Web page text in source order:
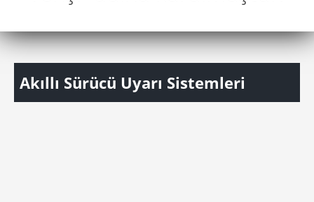
Akıllı Sürücü Uyarı Sistemleri